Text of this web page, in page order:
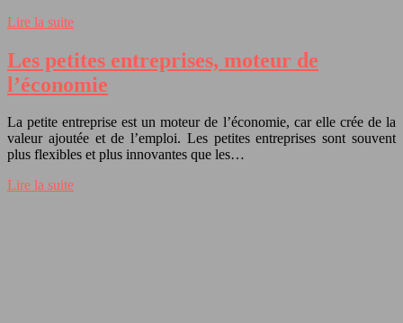
Lire la suite
Les petites entreprises, moteur de
l’économie
La petite entreprise est un moteur de l’économie, car elle crée de la
valeur ajoutée et de l’emploi. Les petites entreprises sont souvent
plus flexibles et plus innovantes que les…
Lire la suite